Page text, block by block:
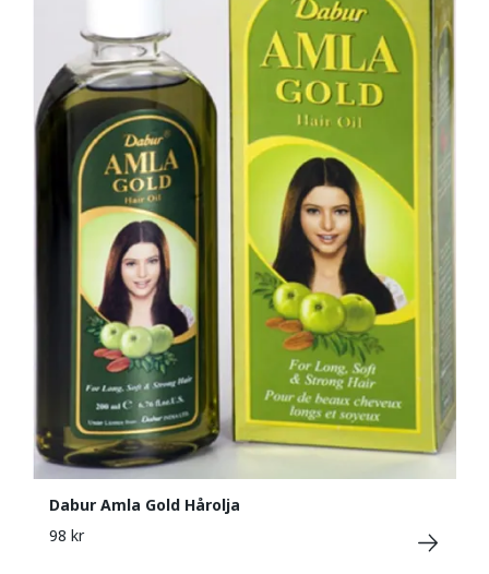
Dabur Amla Gold Hårolja
98 kr